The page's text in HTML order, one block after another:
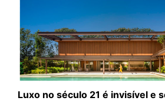
Luxo no século 21 é invisível e